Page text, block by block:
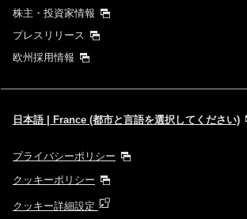
株主・投資家情報
プレスリリース
欧州採用情報
日本語 | France (都市と言語を選択してください)
プライバシーポリシー
クッキーポリシー
クッキー詳細設定